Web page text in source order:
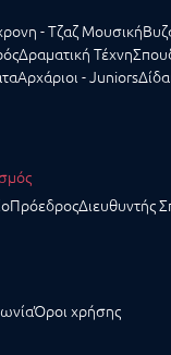
- Τζαζ Μουσική
Δραματική Τέχνη
Αρχάριοι - Juniors
ΠρόεδροςΔιευθυντής
Όροι χρήσης